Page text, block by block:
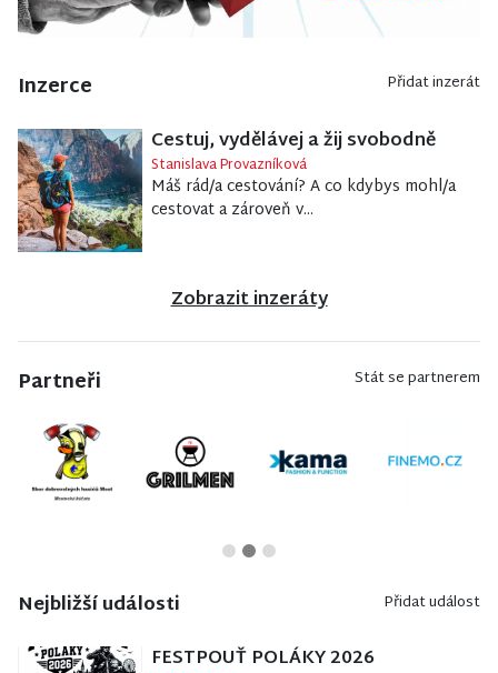
Inzerce Přidat inzerát
Cestuj, vydělávej a žij svobodně
Stanislava Provazníková
Máš rád/a cestování? A co kdybys mohl/a
cestovat a zároveň v...
Zobrazit inzeráty
Partneři Stát se partnerem
Nejbližší události Přidat událost
FESTPOUŤ POLÁKY 2026